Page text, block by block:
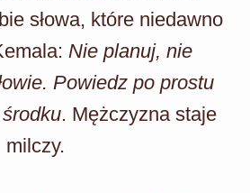
słowa, które niedawno
Nie planuj, nie
Powiedz po prostu
. Mężczyzna staje